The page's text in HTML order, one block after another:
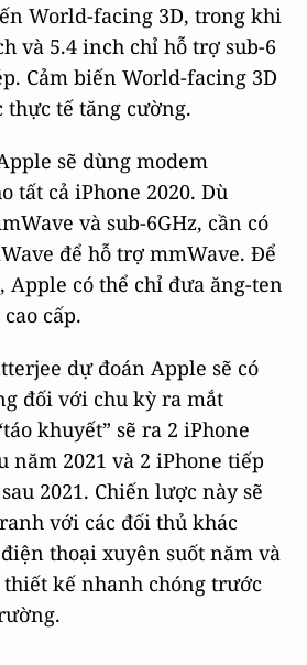
World-facing 3D, trong khi
và 5.4 inch chỉ hỗ trợ sub-6
Cảm biến World-facing 3D
tế tăng cường.
sẽ dùng modem
tất cả iPhone 2020. Dù
và sub-6GHz, cần có
để hỗ trợ mmWave. Để
Apple có thể chỉ đưa ăng-ten
cấp.
dự đoán Apple sẽ có
đối với chu kỳ ra mắt
khuyết” sẽ ra 2 iPhone
năm 2021 và 2 iPhone tiếp
2021. Chiến lược này sẽ
với các đối thủ khác
thoại xuyên suốt năm và
kế nhanh chóng trước